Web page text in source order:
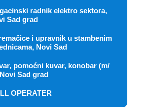
radnik elektro sektora,
Sad grad
i upravnik u stambenim
Novi Sad
pomoćni kuvar, konobar (m/
Sad grad
OPERATER